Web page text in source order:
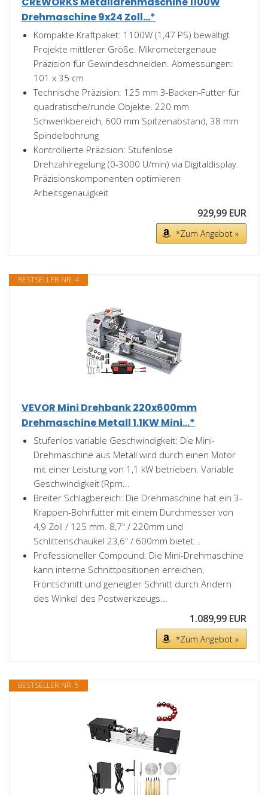
Drehmaschine 9x24 Zoll...*
Kompakte Kraftpaket: 1100W (1,47 PS) bewältigt
Projekte mittlerer Größe. Mikrometergenaue
Präzision für Gewindeschneiden. Abmessungen:
101 x 35 cm
Technische Präzision: 125 mm 3-Backen-Futter für
quadratische/runde Objekte. 220 mm
Schwenkbereich, 600 mm Spitzenabstand, 38 mm
Spindelbohrung
Kontrollierte Präzision: Stufenlose
Drehzahlregelung (0-3000 U/min) via Digitaldisplay.
Präzisionskomponenten optimieren
Arbeitsgenauigkeit
929,99 EUR
*Zum Angebot »
BESTSELLER NR. 4
VEVOR Mini Drehbank 220x600mm
Drehmaschine Metall 1.1KW Mini...*
Stufenlos variable Geschwindigkeit: Die Mini-
Drehmaschine aus Metall wird durch einen Motor
mit einer Leistung von 1,1 kW betrieben. Variable
Geschwindigkeit (Rpm...
Breiter Schlagbereich: Die Drehmaschine hat ein 3-
Krappen-Bohrfutter mit einem Durchmesser von
4,9 Zoll / 125 mm. 8,7" / 220mm und
Schlittenschaukel 23,6" / 600mm bietet...
Professioneller Compound: Die Mini-Drehmaschine
kann interne Schnittpositionen erreichen,
Frontschnitt und geneigter Schnitt durch Ändern
des Winkel des Postwerkzeugs...
1.089,99 EUR
*Zum Angebot »
BESTSELLER NR. 5